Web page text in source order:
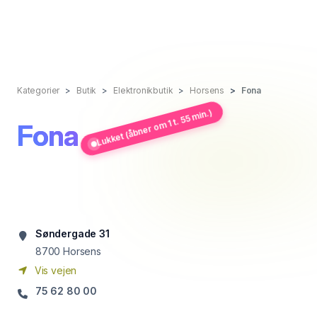
Kategorier Butik Elektronikbutik Horsens Fona
Fona Lukket (åbner om 1 t. 55 min.)
Søndergade 31
8700 Horsens
Vis vejen
75 62 80 00